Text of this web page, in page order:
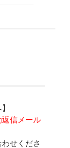
返信メール
せくださ